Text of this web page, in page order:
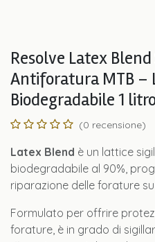
Resolve Latex
Antiforatura MTB –
Biodegradabile 1
(0 recensione)
Latex Blend è un lattice
biodegradabile al 90%,
riparazione delle forature
Formulato per offrire
forature, è in grado di